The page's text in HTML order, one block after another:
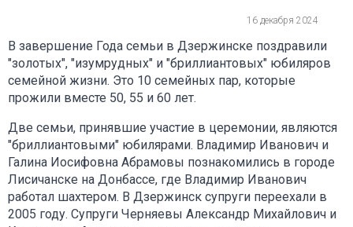
16 декабря 2024
В завершение Года семьи в Дзержинске поздравили
"золотых", "изумрудных" и "бриллиантовых" юбиляров
семейной жизни. Это 10 семейных пар, которые
прожили вместе 50, 55 и 60 лет.
Две семьи, принявшие участие в церемонии, являются
"бриллиантовыми" юбилярами. Владимир Иванович и
Галина Иосифовна Абрамовы познакомились в городе
Лисичанске на Донбассе, где Владимир Иванович
работал шахтером. В Дзержинск супруги переехали в
2005 году. Супруги Черняевы Александр Михайлович и